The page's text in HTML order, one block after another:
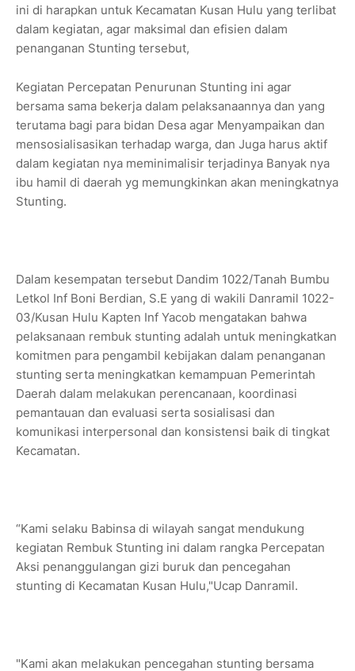
ini di harapkan untuk Kecamatan Kusan Hulu yang terlibat
dalam kegiatan, agar maksimal dan efisien dalam
penanganan Stunting tersebut,
Kegiatan Percepatan Penurunan Stunting ini agar
bersama sama bekerja dalam pelaksanaannya dan yang
terutama bagi para bidan Desa agar Menyampaikan dan
mensosialisasikan terhadap warga, dan Juga harus aktif
dalam kegiatan nya meminimalisir terjadinya Banyak nya
ibu hamil di daerah yg memungkinkan akan meningkatnya
Stunting.
Dalam kesempatan tersebut Dandim 1022/Tanah Bumbu
Letkol Inf Boni Berdian, S.E yang di wakili Danramil 1022-
03/Kusan Hulu Kapten Inf Yacob mengatakan bahwa
pelaksanaan rembuk stunting adalah untuk meningkatkan
komitmen para pengambil kebijakan dalam penanganan
stunting serta meningkatkan kemampuan Pemerintah
Daerah dalam melakukan perencanaan, koordinasi
pemantauan dan evaluasi serta sosialisasi dan
komunikasi interpersonal dan konsistensi baik di tingkat
Kecamatan.
“Kami selaku Babinsa di wilayah sangat mendukung
kegiatan Rembuk Stunting ini dalam rangka Percepatan
Aksi penanggulangan gizi buruk dan pencegahan
stunting di Kecamatan Kusan Hulu,"Ucap Danramil.
"Kami akan melakukan pencegahan stunting bersama